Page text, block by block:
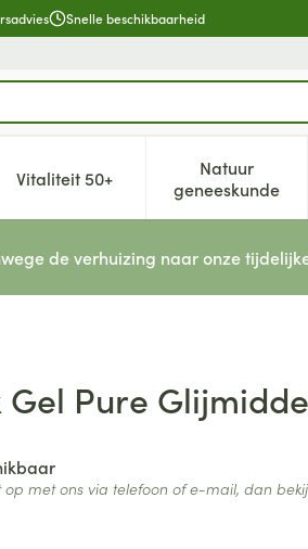
Snelle beschikbaarheid
categorie
en vitamines categorie
voor Zwangerschap en kinderen
Vitaliteit 50+Toon submenu voor Vitaliteit
Natuur
geneeskunde
Toon
de verhuizing naar onze
Pure
op met ons via telefoon of e-mail, dan